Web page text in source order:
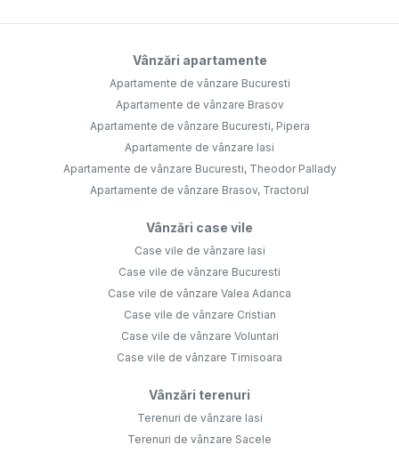
Vânzări apartamente
Apartamente de vânzare Bucuresti
Apartamente de vânzare Brasov
Apartamente de vânzare Bucuresti, Pipera
Apartamente de vânzare Iasi
Apartamente de vânzare Bucuresti, Theodor Pallady
Apartamente de vânzare Brasov, Tractorul
Vânzări case vile
Case vile de vânzare Iasi
Case vile de vânzare Bucuresti
Case vile de vânzare Valea Adanca
Case vile de vânzare Cristian
Case vile de vânzare Voluntari
Case vile de vânzare Timisoara
Vânzări terenuri
Terenuri de vânzare Iasi
Terenuri de vânzare Sacele